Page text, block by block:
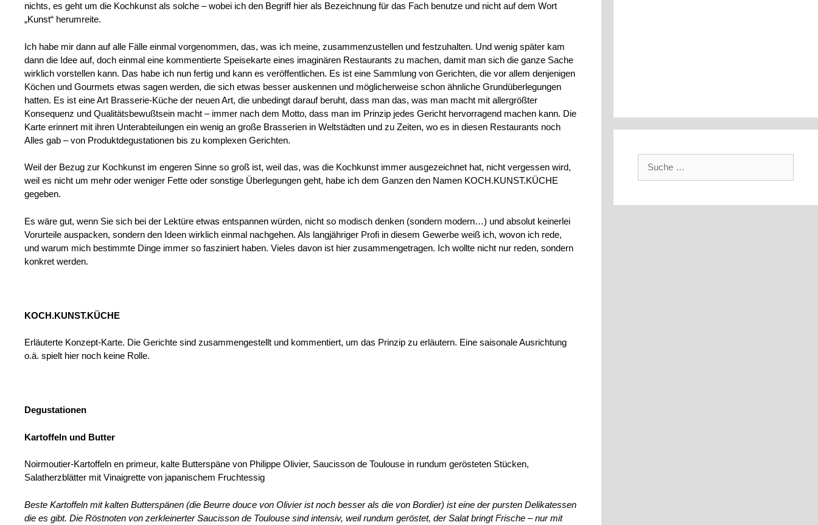
nichts, es geht um die Kochkunst als solche – wobei ich den Begriff hier als Bezeichnung für das Fach benutze und nicht auf dem Wort
„Kunst“ herumreite.
Ich habe mir dann auf alle Fälle einmal vorgenommen, das, was ich meine, zusammenzustellen und festzuhalten. Und wenig später kam
dann die Idee auf, doch einmal eine kommentierte Speisekarte eines imaginären Restaurants zu machen, damit man sich die ganze Sache
wirklich vorstellen kann. Das habe ich nun fertig und kann es veröffentlichen. Es ist eine Sammlung von Gerichten, die vor allem denjenigen
Köchen und Gourmets etwas sagen werden, die sich etwas besser auskennen und möglicherweise schon ähnliche Grundüberlegungen
hatten. Es ist eine Art Brasserie-Küche der neuen Art, die unbedingt darauf beruht, dass man das, was man macht mit allergrößter
Konsequenz und Qualitätsbewußtsein macht – immer nach dem Motto, dass man im Prinzip jedes Gericht hervorragend machen kann. Die
Karte erinnert mit ihren Unterabteilungen ein wenig an große Brasserien in Weltstädten und zu Zeiten, wo es in diesen Restaurants noch
Alles gab – von Produktdegustationen bis zu komplexen Gerichten.
Weil der Bezug zur Kochkunst im engeren Sinne so groß ist, weil das, was die Kochkunst immer ausgezeichnet hat, nicht vergessen wird,
weil es nicht um mehr oder weniger Fette oder sonstige Überlegungen geht, habe ich dem Ganzen den Namen KOCH.KUNST.KÜCHE
gegeben.
Es wäre gut, wenn Sie sich bei der Lektüre etwas entspannen würden, nicht so modisch denken (sondern modern…) und absolut keinerlei
Vorurteile auspacken, sondern den Ideen wirklich einmal nachgehen. Als langjähriger Profi in diesem Gewerbe weiß ich, wovon ich rede,
und warum mich bestimmte Dinge immer so fasziniert haben. Vieles davon ist hier zusammengetragen. Ich wollte nicht nur reden, sondern
konkret werden.
KOCH.KUNST.KÜCHE
Erläuterte Konzept-Karte. Die Gerichte sind zusammengestellt und kommentiert, um das Prinzip zu erläutern. Eine saisonale Ausrichtung
o.ä. spielt hier noch keine Rolle.
Degustationen
Kartoffeln und Butter
Noirmoutier-Kartoffeln en primeur, kalte Butterspäne von Philippe Olivier, Saucisson de Toulouse in rundum gerösteten Stücken,
Salatherzblätter mit Vinaigrette von japanischem Fruchtessig
Beste Kartoffeln mit kalten Butterspänen (die Beurre douce von Olivier ist noch besser als die von Bordier) ist eine der pursten Delikatessen
die es gibt. Die Röstnoten von zerkleinerter Saucisson de Toulouse sind intensiv, weil rundum geröstet, der Salat bringt Frische – nur mit
Suche